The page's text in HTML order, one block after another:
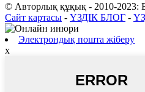
© Авторлық құқық - 2010-2023:
Сайт картасы - ҮЗДІК БЛОГ -
Электрондық пошта жіберу
x